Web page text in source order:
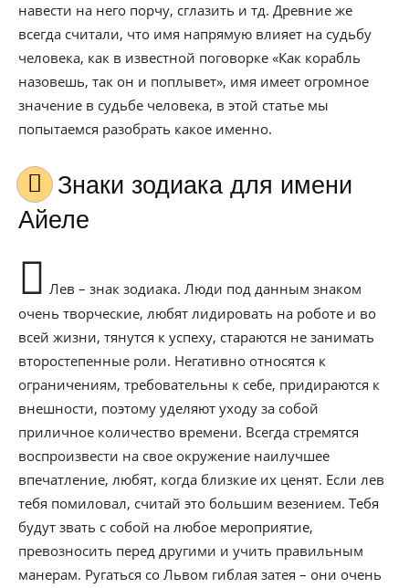
навести на него порчу, сглазить и тд. Древние же
всегда считали, что имя напрямую влияет на судьбу
человека, как в известной поговорке «Как корабль
назовешь, так он и поплывет», имя имеет огромное
значение в судьбе человека, в этой статье мы
попытаемся разобрать какое именно.
Знаки зодиака для имени
Айеле
Лев – знак зодиака. Люди под данным знаком
очень творческие, любят лидировать на роботе и во
всей жизни, тянутся к успеху, стараются не занимать
второстепенные роли. Негативно относятся к
ограничениям, требовательны к себе, придираются к
внешности, поэтому уделяют уходу за собой
приличное количество времени. Всегда стремятся
воспроизвести на свое окружение наилучшее
впечатление, любят, когда близкие их ценят. Если лев
тебя помиловал, считай это большим везением. Тебя
будут звать с собой на любое мероприятие,
превозносить перед другими и учить правильным
манерам. Ругаться со Львом гиблая затея – они очень